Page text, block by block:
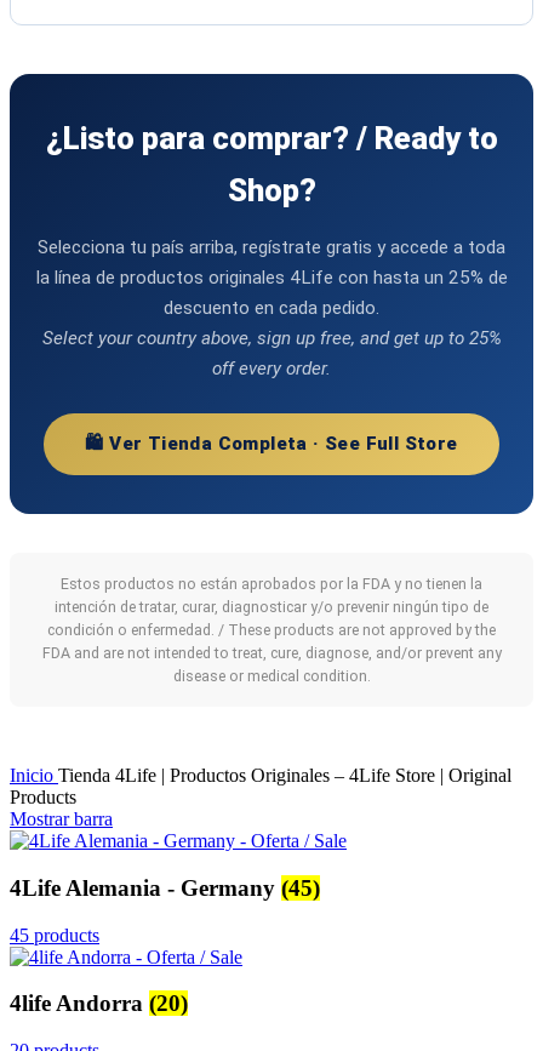
¿Listo para comprar? / Ready to
Shop?
Selecciona tu país arriba, regístrate gratis y accede a toda
la línea de productos originales 4Life con hasta un 25% de
descuento en cada pedido.
Select your country above, sign up free, and get up to 25%
off every order.
🛍️ Ver Tienda Completa · See Full Store
Estos productos no están aprobados por la FDA y no tienen la
intención de tratar, curar, diagnosticar y/o prevenir ningún tipo de
condición o enfermedad. / These products are not approved by the
FDA and are not intended to treat, cure, diagnose, and/or prevent any
disease or medical condition.
Inicio Tienda 4Life | Productos Originales – 4Life Store | Original
Products
Mostrar barra
4Life Alemania - Germany (45)
45 products
4life Andorra (20)